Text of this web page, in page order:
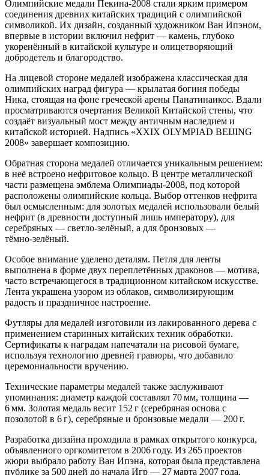
Олимпийские медали Пекина‑2008 стали ярким примером
соединения древних китайских традиций с олимпийской
символикой. Их дизайн, созданный художником Ван Ипэном,
впервые в истории включил нефрит — камень, глубоко
укоренённый в китайской культуре и олицетворяющий
добродетель и благородство.
На лицевой стороне медалей изображена классическая для
олимпийских наград фигура — крылатая богиня победы
Ника, стоящая на фоне греческой арены Панатинаикос. Вдали
просматриваются очертания Великой Китайской стены, что
создаёт визуальный мост между античным наследием и
китайской историей. Надпись «XXIX OLYMPIAD BEIJING
2008» завершает композицию.
Обратная сторона медалей отличается уникальным решением:
в неё встроено нефритовое кольцо. В центре металлической
части размещена эмблема Олимпиады‑2008, под которой
расположены олимпийские кольца. Выбор оттенков нефрита
был осмысленным: для золотых медалей использовали белый
нефрит (в древности доступный лишь императору), для
серебряных — светло‑зелёный, а для бронзовых —
тёмно‑зелёный.
Особое внимание уделено деталям. Петля для ленты
выполнена в форме двух переплетённых драконов — мотива,
часто встречающегося в традиционном китайском искусстве.
Лента украшена узором из облаков, символизирующим
радость и праздничное настроение.
Футляры для медалей изготовили из лакированного дерева с
применением старинных китайских техник обработки.
Сертификаты к наградам напечатали на рисовой бумаге,
используя технологию древней гравюры, что добавило
церемониальности вручению.
Технические параметры медалей также заслуживают
упоминания: диаметр каждой составлял 70 мм, толщина —
6 мм. Золотая медаль весит 152 г (серебряная основа с
позолотой в 6 г), серебряные и бронзовые медали — 200 г.
Разработка дизайна проходила в рамках открытого конкурса,
объявленного оргкомитетом в 2006 году. Из 265 проектов
жюри выбрало работу Ван Ипэна, которая была представлена
публике за 500 дней до начала Игр — 27 марта 2007 года.